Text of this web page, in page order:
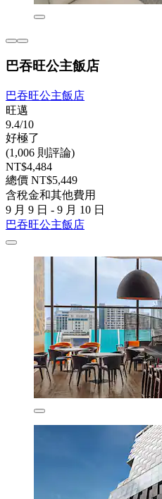
巴吞旺公主飯店
巴吞旺公主飯店
旺邁
9.4/10
好極了
(1,006 則評論)
NT$4,484
總價 NT$5,449
含稅金和其他費用
9 月 9 日 - 9 月 10 日
巴吞旺公主飯店